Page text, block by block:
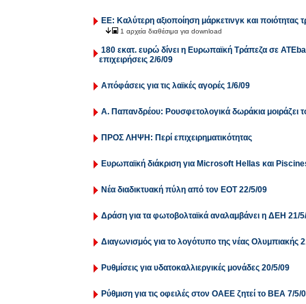
ΕΕ: Καλύτερη αξιοποίηση μάρκετινγκ και
1 αρχεία διαθέσιμα για download
180 εκατ. ευρώ δίνει η Ευρωπαϊκή Τράπεζα σε
επιχειρήσεις 2/6/09
Απόφάσεις για τις λαϊκές αγορές 1/6/09
Α. Παπανδρέου: Ρουσφετολογικά δωράκια
ΠΡΟΣ ΛΗΨΗ: Περί επιχειρηματικότητας
Ευρωπαϊκή διάκριση για Microsoft Hellas και
Νέα διαδικτυακή πύλη από τον ΕΟΤ 22/5/09
Δράση για τα φωτοβολταϊκά αναλαμβάνει η ΔΕΗ 21/
Διαγωνισμός για το λογότυπο της νέας Ολυμπιακής
Ρυθμίσεις για υδατοκαλλιεργικές μονάδες 20/5/09
Ρύθμιση για τις οφειλές στον ΟΑΕΕ ζητεί το ΒΕΑ 7/5/